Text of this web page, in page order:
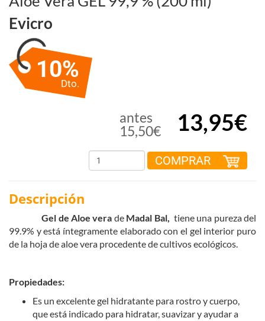
Evicro
10%
Dto.
antes
15,50€
13,95€
COMPRAR
Descripción
Gel de Aloe vera de Madal Bal, tiene una pureza del
99.9% y está íntegramente elaborado con el gel interior puro
de la hoja de aloe vera procedente de cultivos ecológicos.
Propiedades:
Es un excelente gel hidratante para rostro y cuerpo,
que está indicado para hidratar, suavizar y ayudar a